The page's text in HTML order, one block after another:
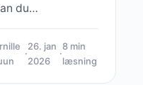
du
looks fra
til aften.
·
26. jan
2026
·
8 min
læsning